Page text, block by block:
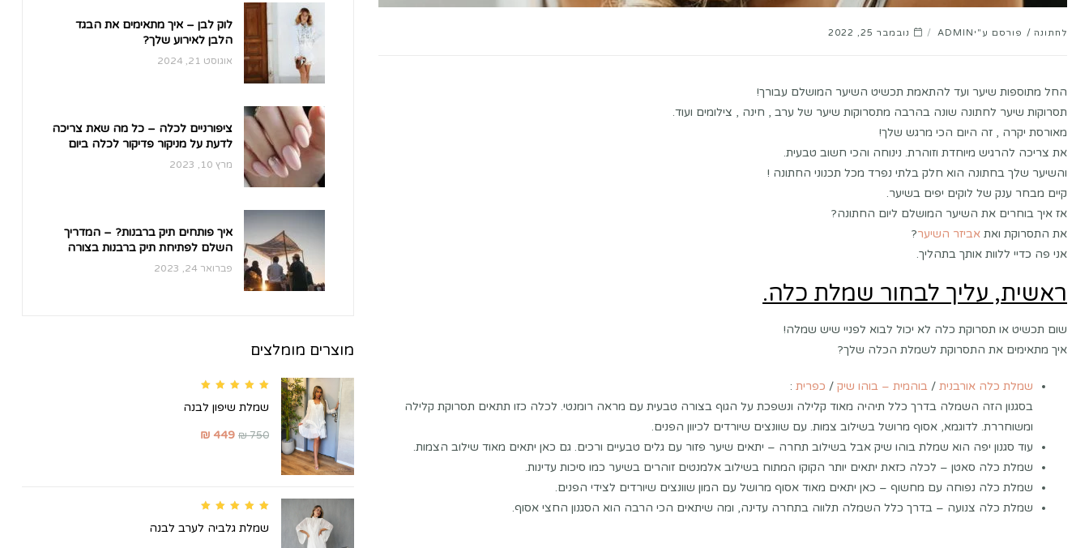
לחתונה פורסם ע"י ADMIN נובמבר 25, 2022
החל מתוספות שיער ועד להתאמת תכשיט השיער המושלם עבורך!
תסרוקות שיער לחתונה שונה בהרבה מתסרוקות שיער של ערב , חינה , צילומים ועוד.
מאורסת יקרה , זה היום הכי מרגש שלך!
את צריכה להרגיש מיוחדת וזוהרת. נינוחה והכי חשוב טבעית.
והשיער שלך בחתונה הוא חלק בלתי נפרד מכל תכנוני החתונה !
קיים מבחר ענק של לוקים יפים בשיער.
אז איך בוחרים את השיער המושלם ליום החתונה?
את התסרוקת ואת אביזר השיער?
אני פה כדיי ללוות אותך בתהליך.
ראשית, עליך לבחור שמלת כלה.
שום תכשיט או תסרוקת כלה לא יכול לבוא לפניי שיש שמלה!
איך מתאימים את התסרוקת לשמלת הכלה שלך?
שמלת כלה אורבנית / בוהמית – בוהו שיק / כפרית :
בסגנון הזה השמלה בדרך כלל תיהיה מאוד קלילה ונשפכת על הגוף בצורה טבעית עם מראה רומנטי. לכלה כזו תתאים תסרוקת קלילה
ומשוחררת. לדוגמא, אסוף מרושל בשילוב צמות. עם שוונצים שיורדים לכיוון הפנים.
עוד סגנון יפה הוא שמלת בוהו שיק אבל בשילוב תחרה – יתאים שיער פזור עם גלים טבעיים ורכים. גם כאן יתאים מאוד שילוב הצמות.
שמלת כלה סאטן – לכלה כזאת יתאים יותר הקוקו המתוח בשילוב אלמנטים זוהרים בשיער כמו סיכות עדינות.
שמלת כלה נפוחה עם מחשוף – כאן יתאים מאוד אסוף מרושל עם המון שוונצים שיורדים לצידי הפנים.
שמלת כלה צנועה – בדרך כלל השמלה תלווה בתחרה עדינה, ומה שיתאים הכי הרבה הוא הסגנון החצי אסוף.
לוק לבן – איך מתאימים את הבגד
הלבן לאירוע שלך?
אוגוסט 21, 2024
ציפורניים לכלה – כל מה שאת צריכה
לדעת על מניקור פדיקור לכלה ביום
החתונה
מרץ 10, 2023
איך פותחים תיק ברבנות? – המדריך
השלם לפתיחת תיק ברבנות בצורה
קלה ונוחה.
פברואר 24, 2023
מוצרים מומלצים
שמלת שיפון לבנה
₪750
₪ 449
שמלת גלביה לערב לבנה